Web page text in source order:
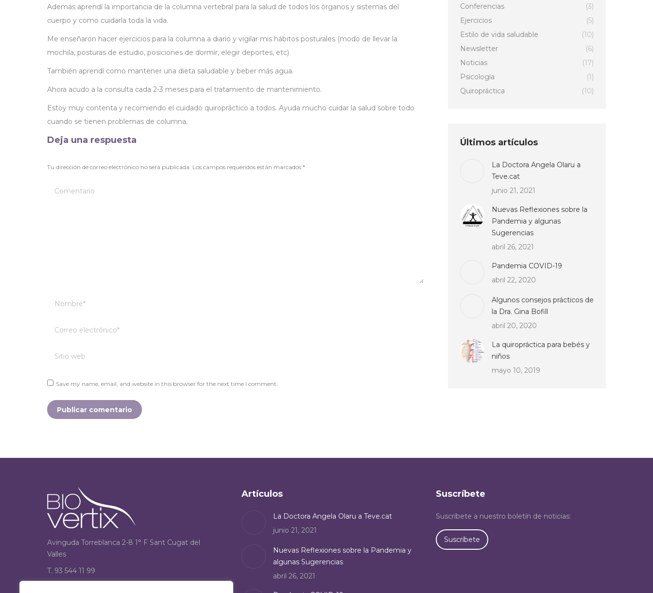
Además aprendí la importancia de la columna vertebral para la salud de todos los órganos y sistemas del
cuerpo y como cuidarla toda la vida.
Me enseñaron hacer ejercicios para la columna a diario y vigilar mis hábitos posturales (modo de llevar la
mochila, posturas de estudio, posiciones de dormir, elegir deportes, etc)
También aprendí como mantener una dieta saludable y beber más agua.
Ahora acudo a la consulta cada 2-3 meses para el tratamiento de mantenimiento.
Estoy muy contenta y recomiendo el cuidado quiropráctico a todos. Ayuda mucho cuidar la salud sobre todo
cuando se tienen problemas de columna.
Deja una respuesta
Tu dirección de correo electrónico no será publicada. Los campos requeridos están marcados *
Comentario
Nombre *
Correo electrónico *
Sitio web
Save my name, email, and website in this browser for the next time I comment.
Publicar comentario
Conferencias
(3)
Ejercicios
(5)
Estilo de vida saludable
(10)
Newsletter
(6)
Noticias
(17)
Psicología
(1)
Quiropráctica
(10)
Últimos artículos
La Doctora Angela Olaru a
Teve.cat
junio 21, 2021
Nuevas Reflexiones sobre la
Pandemia y algunas
Sugerencias
abril 26, 2021
Pandemia COVID-19
abril 22, 2020
Algunos consejos prácticos de
la Dra. Gina Bofill
abril 20, 2020
La quiropráctica para bebés y
niños
mayo 10, 2019
Avinguda Torreblanca 2-8 1° F Sant Cugat del
Valles
T. 93 544 11 99
Artículos
La Doctora Angela Olaru a Teve.cat
junio 21, 2021
Nuevas Reflexiones sobre la Pandemia y
algunas Sugerencias
abril 26, 2021
Suscríbete
Suscríbete a nuestro boletín de noticias:
Suscríbete